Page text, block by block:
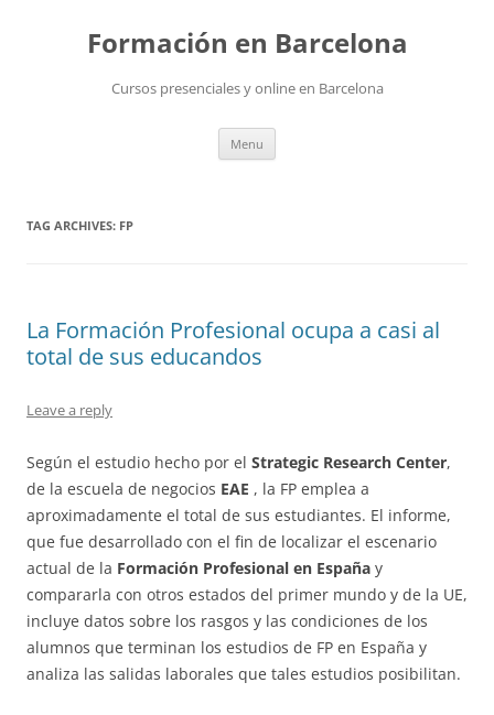
Formación en Barcelona
Cursos presenciales y online en Barcelona
Menu
TAG ARCHIVES: FP
La Formación Profesional ocupa a casi al
total de sus educandos
Leave a reply
Según el estudio hecho por el Strategic Research Center,
de la escuela de negocios EAE , la FP emplea a
aproximadamente el total de sus estudiantes. El informe,
que fue desarrollado con el fin de localizar el escenario
actual de la Formación Profesional en España y
compararla con otros estados del primer mundo y de la UE,
incluye datos sobre los rasgos y las condiciones de los
alumnos que terminan los estudios de FP en España y
analiza las salidas laborales que tales estudios posibilitan.